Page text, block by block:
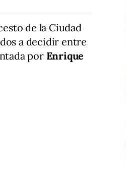
de la Ciudad
a decidir entre
por Enrique